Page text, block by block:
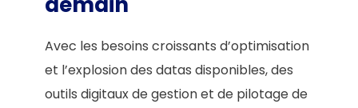
Avec les besoins croissants d’optimisation
et l’explosion des datas disponibles, des
outils digitaux de gestion et de pilotage de